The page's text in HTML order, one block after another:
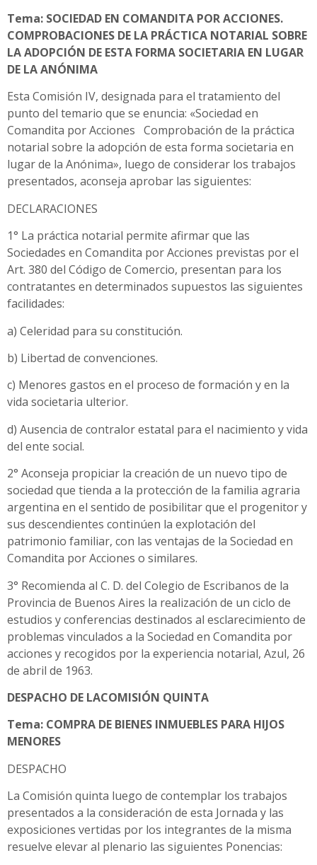
Tema: SOCIEDAD EN COMANDITA POR ACCIONES.
COMPROBACIONES DE LA PRÁCTICA NOTARIAL SOBRE
LA ADOPCIÓN DE ESTA FORMA SOCIETARIA EN LUGAR
DE LA ANÓNIMA
Esta Comisión IV, designada para el tratamiento del
punto del temario que se enuncia: «Sociedad en
Comandita por Acciones Comprobación de la práctica
notarial sobre la adopción de esta forma societaria en
lugar de la Anónima», luego de considerar los trabajos
presentados, aconseja aprobar las siguientes:
DECLARACIONES
1° La práctica notarial permite afirmar que las
Sociedades en Comandita por Acciones previstas por el
Art. 380 del Código de Comercio, presentan para los
contratantes en determinados supuestos las siguientes
facilidades:
a) Celeridad para su constitución.
b) Libertad de convenciones.
c) Menores gastos en el proceso de formación y en la
vida societaria ulterior.
d) Ausencia de contralor estatal para el nacimiento y vida
del ente social.
2° Aconseja propiciar la creación de un nuevo tipo de
sociedad que tienda a la protección de la familia agraria
argentina en el sentido de posibilitar que el progenitor y
sus descendientes continúen la explotación del
patrimonio familiar, con las ventajas de la Sociedad en
Comandita por Acciones o similares.
3° Recomienda al C. D. del Colegio de Escribanos de la
Provincia de Buenos Aires la realización de un ciclo de
estudios y conferencias destinados al esclarecimiento de
problemas vinculados a la Sociedad en Comandita por
acciones y recogidos por la experiencia notarial, Azul, 26
de abril de 1963.
DESPACHO DE LACOMISIÓN QUINTA
Tema: COMPRA DE BIENES INMUEBLES PARA HIJOS
MENORES
DESPACHO
La Comisión quinta luego de contemplar los trabajos
presentados a la consideración de esta Jornada y las
exposiciones vertidas por los integrantes de la misma
resuelve elevar al plenario las siguientes Ponencias: